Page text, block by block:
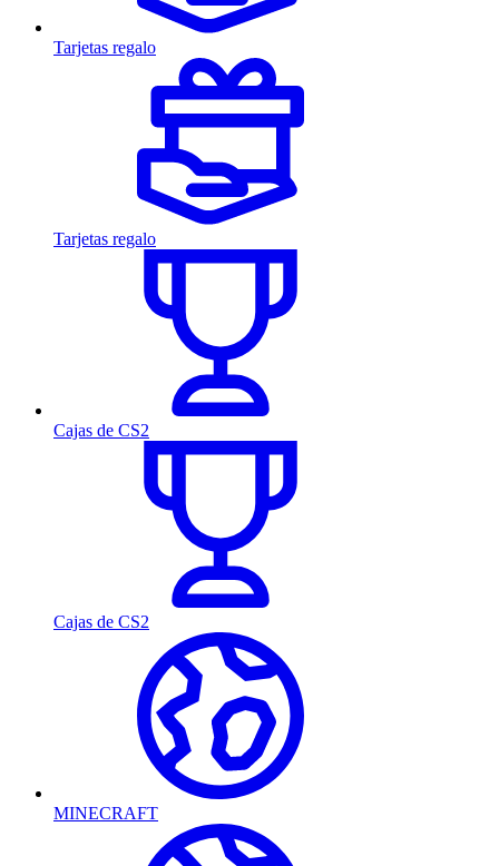
Tarjetas regalo
Tarjetas regalo
Cajas de CS2
Cajas de CS2
MINECRAFT